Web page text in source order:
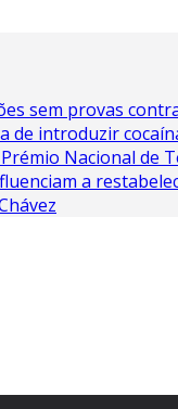
sem provas
introduzir
Nacional de
a